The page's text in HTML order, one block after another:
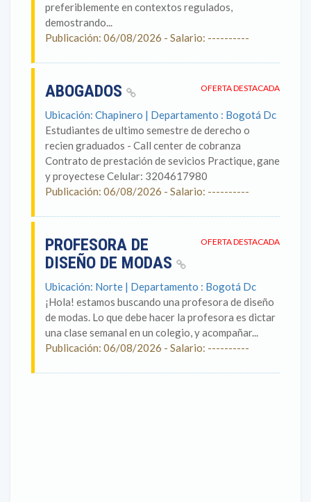
preferiblemente en contextos regulados,
demostrando...
Publicación: 06/08/2026 - Salario: ----------
OFERTA DESTACADA
ABOGADOS
Ubicación: Chapinero | Departamento : Bogotá Dc
Estudiantes de ultimo semestre de derecho o
recien graduados - Call center de cobranza
Contrato de prestación de sevicios Practique, gane
y proyectese Celular: 3204617980
Publicación: 06/08/2026 - Salario: ----------
OFERTA DESTACADA
PROFESORA DE
DISEÑO DE MODAS
Ubicación: Norte | Departamento : Bogotá Dc
¡Hola! estamos buscando una profesora de diseño
de modas. Lo que debe hacer la profesora es dictar
una clase semanal en un colegio, y acompañar...
Publicación: 06/08/2026 - Salario: ----------